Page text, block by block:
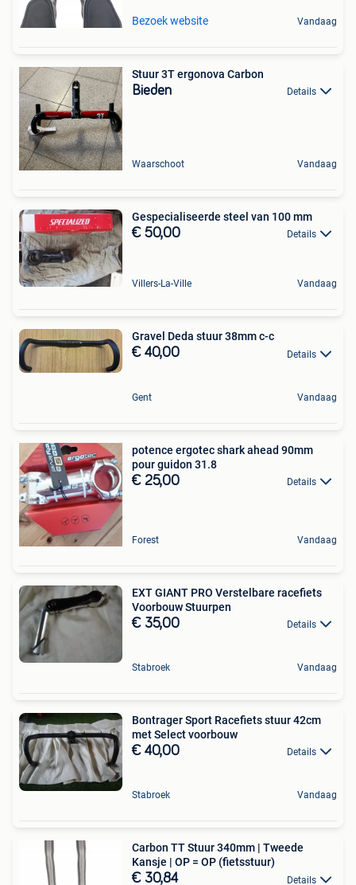
Bezoek website Vandaag
Stuur 3T ergonova Carbon
Bieden Details
Waarschoot Vandaag
Gespecialiseerde steel van 100 mm
€ 50,00 Details
Villers-La-Ville Vandaag
Gravel Deda stuur 38mm c-c
€ 40,00 Details
Gent Vandaag
potence ergotec shark ahead 90mm
pour guidon 31.8
€ 25,00 Details
Forest Vandaag
EXT GIANT PRO Verstelbare racefiets
Voorbouw Stuurpen
€ 35,00 Details
Stabroek Vandaag
Bontrager Sport Racefiets stuur 42cm
met Select voorbouw
€ 40,00 Details
Stabroek Vandaag
Carbon TT Stuur 340mm | Tweede
Kansje | OP = OP (fietsstuur)
€ 30,84 Details